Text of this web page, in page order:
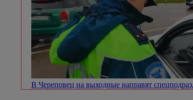
В Череповец на выходные направят